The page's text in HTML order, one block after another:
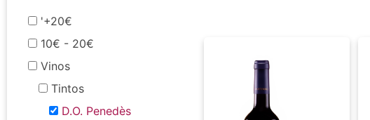
'+20€
10€ - 20€
Vinos
Tintos
D.O. Penedès